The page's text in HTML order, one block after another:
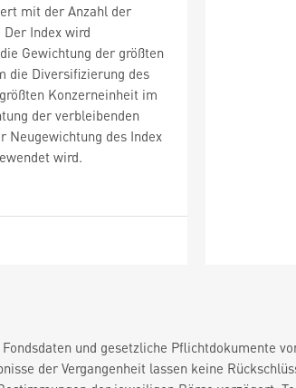
mit der Anzahl der
Index wird
Gewichtung der größten
die Diversifizierung des
Konzerneinheit im
der verbleibenden
Neugewichtung des Index
wird.
Fondsdaten und gesetzliche Pflichtdokumente
der Vergangenheit lassen keine